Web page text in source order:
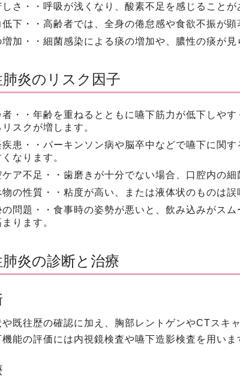
しさ・・呼吸が浅くなり、酸素不足を感じることが
低下・・高齢者では、全身の倦怠感や食欲不振が顕
増加・・細菌感染による痰の増加や、膿性の痰が見
炎のリスク因子
者・・年齢を重ねるとともに嚥下筋力が低下しや
リスクが増します。
疾患・・パーキンソン病や脳卒中などで嚥下に関
なります。
ケア不足・・歯磨きが十分でない場合、口腔内の細
物の性質・・粘度が高い、または液体状のものは誤
の問題・・食事時の姿勢が悪いと、飲み込みがス
ります。
炎の診断と治療
や既往歴の確認に加え、胸部レントゲンやCTスキ
機能の評価には内視鏡検査や嚥下造影検査を用いま